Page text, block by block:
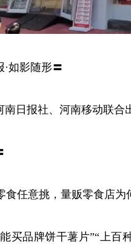
·如影随形〓
日报社、河南移动联合
食任意挑，量贩零食店为
买品牌饼干薯片”“上